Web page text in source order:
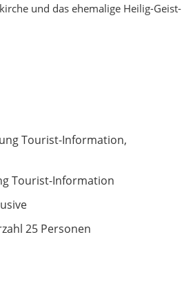
und das ehemalige Heilig-Geist-
Tourist-Information,
Tourist-Information
25 Personen